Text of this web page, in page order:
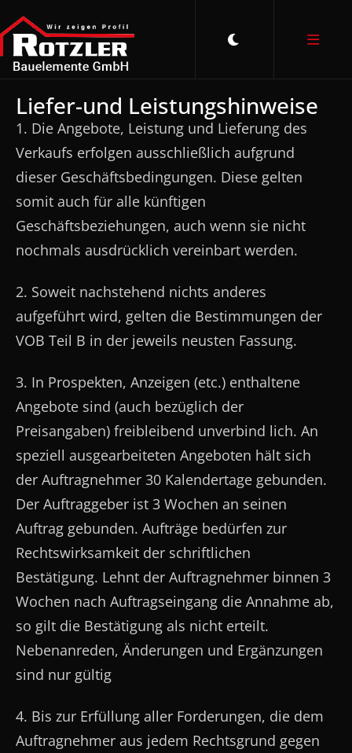
Liefer-und Leistungshinweise
1. Die Angebote, Leistung und Lieferung des
Verkaufs erfolgen ausschließlich aufgrund
dieser Geschäftsbedingungen. Diese gelten
somit auch für alle künftigen
Geschäftsbeziehungen, auch wenn sie nicht
nochmals ausdrücklich vereinbart werden.
2. Soweit nachstehend nichts anderes
aufgeführt wird, gelten die Bestimmungen der
VOB Teil B in der jeweils neusten Fassung.
3. In Prospekten, Anzeigen (etc.) enthaltene
Angebote sind (auch bezüglich der
Preisangaben) freibleibend unverbind­ lich. An
speziell ausgearbeiteten Angeboten hält sich
der Auftragnehmer 30 Kalendertage gebunden.
Der Auftraggeber ist 3 Wochen an seinen
Auftrag gebunden. Aufträge bedürfen zur
Rechtswirksamkeit der schriftlichen
Bestätigung. Lehnt der Auftragnehmer binnen 3
Wochen nach Auftragseingang die Annahme ab,
so gilt die Bestätigung als nicht erteilt.
Nebenanreden, Änderungen und Ergänzungen
sind nur gültig
4. Bis zur Erfüllung aller Forderungen, die dem
Auftragnehmer aus jedem Rechtsgrund gegen